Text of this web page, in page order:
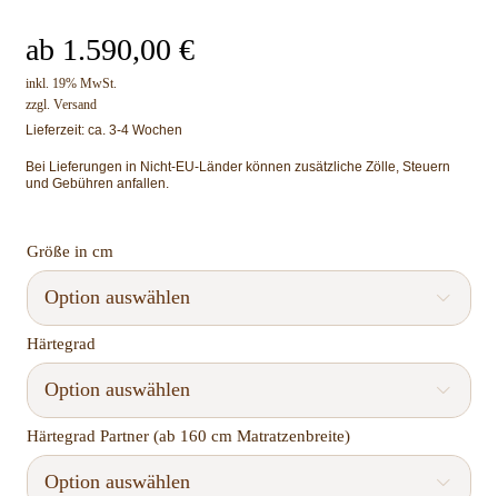
ab 1.590,00 €
inkl. 19% MwSt.
zzgl. Versand
Lieferzeit: ca. 3-4 Wochen
Bei Lieferungen in Nicht-EU-Länder können zusätzliche Zölle, Steuern
und Gebühren anfallen.
Größe in cm

Härtegrad

Härtegrad Partner (ab 160 cm Matratzenbreite)
